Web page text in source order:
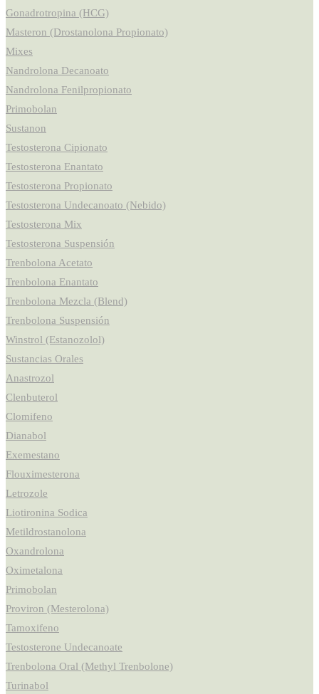
Gonadrotropina (HCG)
Masteron (Drostanolona Propionato)
Mixes
Nandrolona Decanoato
Nandrolona Fenilpropionato
Primobolan
Sustanon
Testosterona Cipionato
Testosterona Enantato
Testosterona Propionato
Testosterona Undecanoato (Nebido)
Testosterona Mix
Testosterona Suspensión
Trenbolona Acetato
Trenbolona Enantato
Trenbolona Mezcla (Blend)
Trenbolona Suspensión
Winstrol (Estanozolol)
Sustancias Orales
Anastrozol
Clenbuterol
Clomifeno
Dianabol
Exemestano
Flouximesterona
Letrozole
Liotironina Sodica
Metildrostanolona
Oxandrolona
Oximetalona
Primobolan
Proviron (Mesterolona)
Tamoxifeno
Testosterone Undecanoate
Trenbolona Oral (Methyl Trenbolone)
Turinabol